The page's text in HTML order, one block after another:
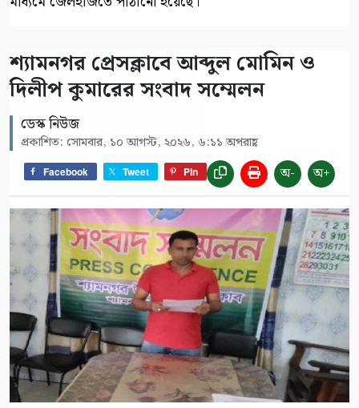
শ্যামনগর প্রেসক্লাবে আব্দুল মোমিন ও
দিলীপ কুমারের সংবাদ সম্মেলন
ডেস্ক নিউজ
প্রকাশিত: সোমবার, ১০ আগস্ট, ২০২৬, ৬:১১ অপরাহ্ণ
Facebook Tweet Pin অ- অ+